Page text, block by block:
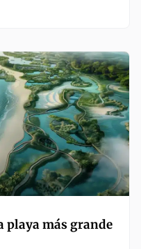
playa más grande